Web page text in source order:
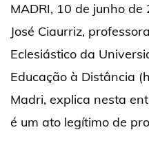
MADRI, 10 de junho de
José Ciaurriz,
Eclesiástico da
Educação à Distância
Madri, explica nesta
é um ato legítimo de